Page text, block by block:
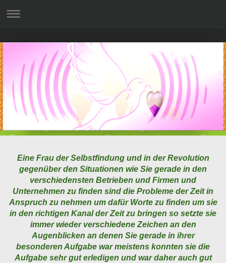
Eine Frau der Selbstfindung und in der Revolution
gegenüber den Situationen wie Sie gerade in den
verschiedensten Betrieben und Firmen und
Unternehmen zu finden sind die Probleme der Zeit in
Anspruch zu nehmen um dafür Worte zu finden um sie
in den richtigen Kanal der Zeit zu bringen so setzte sie
immer wieder verschiedene Zeichen an den
Augenblicken an denen Sie gerade in ihrer
besonderen Aufgabe war meistens konnten sie die
Aufgabe sehr gut erledigen und war daher auch gut